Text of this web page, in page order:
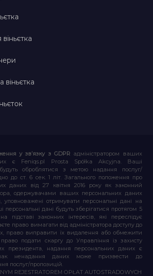
віньєтка
у зв’язку з GDPR адміністратором ваших
є Feniqs.pl Prosta Spółka Akcyjna. Ваші
оброблятися з метою надання послуг/
до ст. 6 сек. 1 літ. Загального положення про
даних від 27 квітня 2016 року як законний
одержувачами ваших персональних даних
отримувати персональні дані на
персональні дані будуть зберігатися протягом 5
підставі законних інтересів, які переслідує
право вимагати від адміністратора доступу до
право виправити їх видалення або обмежити
подати скаргу до Управління із захисту
президента, надання персональних даних є
ненадання даних може призвести до
послуг/пропозицій.
REJESTRATOREM OPŁAT AUTOSTRADOWYCH